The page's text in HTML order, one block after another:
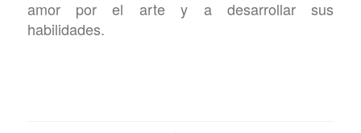
amor por el arte y a desarrollar sus
habilidades.